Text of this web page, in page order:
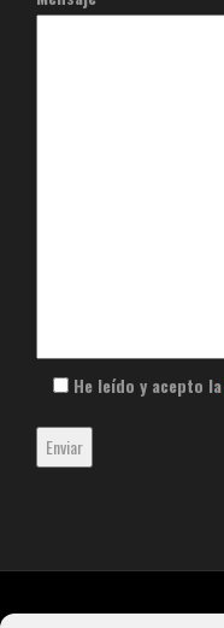
He leído y acepto la